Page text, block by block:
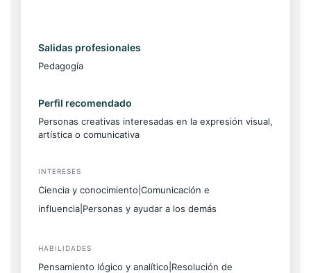
Salidas profesionales
Pedagogía
Perfil recomendado
Personas creativas interesadas en la expresión visual,
artística o comunicativa
INTERESES
Ciencia y conocimiento|Comunicación e
influencia|Personas y ayudar a los demás
HABILIDADES
Pensamiento lógico y analítico|Resolución de